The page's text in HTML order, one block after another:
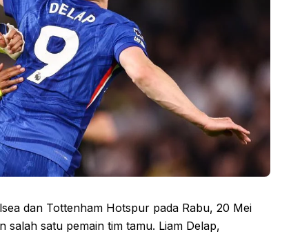
dan Tottenham Hotspur pada Rabu, 20 Mei
salah satu pemain tim tamu. Liam Delap,